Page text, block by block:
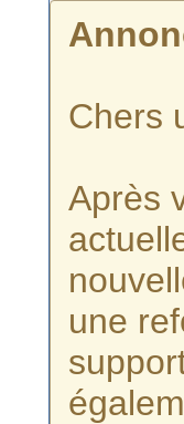
Chers
Après
une